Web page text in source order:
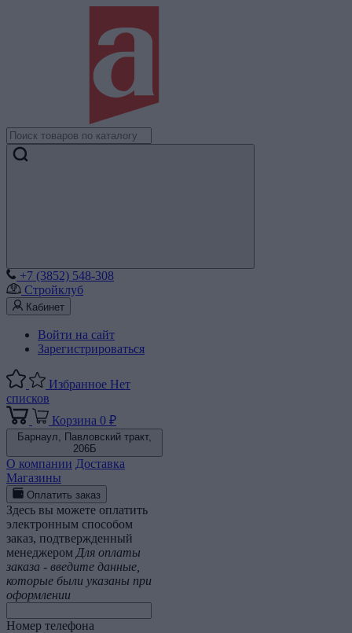
+7 (3852) 548-308
Стройклуб
Кабинет
Войти на сайт
Зарегистрироваться
Избранное Нет
списков
Корзина 0 ₽
Барнаул, Павловский тракт,
206Б
О компании Доставка
Магазины
Оплатить заказ
Здесь вы можете оплатить
электронным способом
заказ, подтвержденный
менеджером Для оплаты
заказа - введите данные,
которые были указаны при
оформлении
Номер телефона